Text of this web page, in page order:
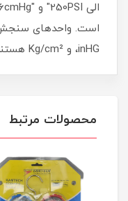
،inHG و Kg/cm² هستند.
محصولات مرتبط